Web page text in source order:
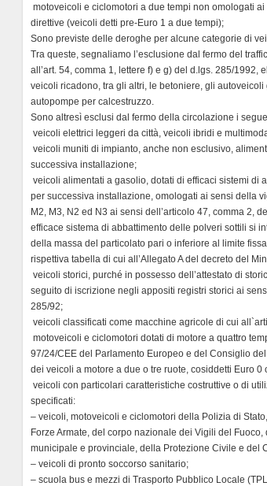
 motoveicoli e ciclomotori a due tempi non omologati
direttive (veicoli detti pre-Euro 1 a due tempi);
Sono previste delle deroghe per alcune categorie di
Tra queste, segnaliamo l’esclusione dal fermo del
all’art. 54, comma 1, lettere f) e g) del d.lgs. 285/1992,
veicoli ricadono, tra gli altri, le betoniere, gli
autopompe per calcestruzzo.
Sono altresì esclusi dal fermo della circolazione i
 veicoli elettrici leggeri da città, veicoli ibridi e
 veicoli muniti di impianto, anche non esclusivo,
successiva installazione;
 veicoli alimentati a gasolio, dotati di efficaci sistemi
per successiva installazione, omologati ai sensi della
M2, M3, N2 ed N3 ai sensi dell’articolo 47, comma 2,
efficace sistema di abbattimento delle polveri sottili si
della massa del particolato pari o inferiore al limite
rispettiva tabella di cui all’Allegato A del decreto del
 veicoli storici, purché in possesso dell’attestato di
seguito di iscrizione negli appositi registri storici ai
285/92;
 veicoli classificati come macchine agricole di cui
 motoveicoli e ciclomotori dotati di motore a quattro
97/24/CEE del Parlamento Europeo e del Consiglio
dei veicoli a motore a due o tre ruote, cosiddetti Euro 0 o
 veicoli con particolari caratteristiche costruttive o di
specificati:
– veicoli, motoveicoli e ciclomotori della Polizia di
Forze Armate, del corpo nazionale dei Vigili del
municipale e provinciale, della Protezione Civile e del
– veicoli di pronto soccorso sanitario;
– scuola bus e mezzi di Trasporto Pubblico Locale